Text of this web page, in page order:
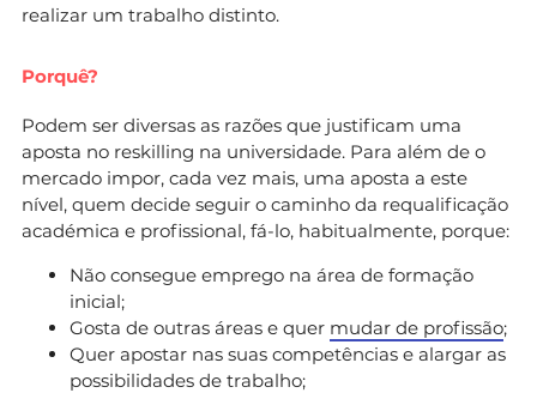
realizar um trabalho distinto.
Porquê?
Podem ser diversas as razões que justificam uma
aposta no reskilling na universidade. Para além de o
mercado impor, cada vez mais, uma aposta a este
nível, quem decide seguir o caminho da requalificação
académica e profissional, fá-lo, habitualmente, porque:
Não consegue emprego na área de formação
inicial;
Gosta de outras áreas e quer mudar de profissão;
Quer apostar nas suas competências e alargar as
possibilidades de trabalho;